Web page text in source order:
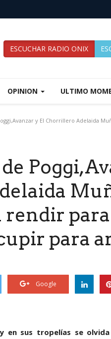
ESCUCHAR RADIO ONIX
OPINION ULTIMO
y El Chorrillero Adelaida
rendir
para
Google
en sus tropelías se